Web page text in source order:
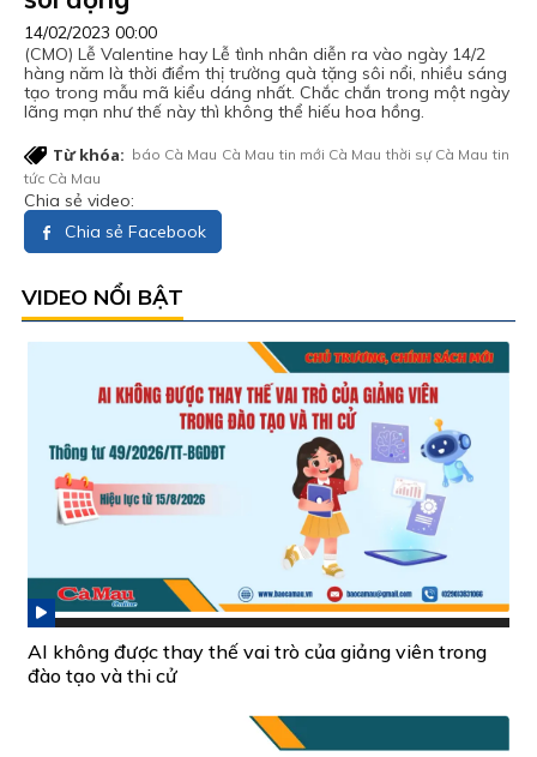
14/02/2023 00:00
(CMO) Lễ Valentine hay Lễ tình nhân diễn ra vào ngày 14/2
hàng năm là thời điểm thị trường quà tặng sôi nổi, nhiều sáng
tạo trong mẫu mã kiểu dáng nhất. Chắc chắn trong một ngày
lãng mạn như thế này thì không thể hiếu hoa hồng.
Từ khóa: báo Cà Mau Cà Mau tin mới Cà Mau thời sự Cà Mau tin
tức Cà Mau
Chia sẻ video:
Chia sẻ Facebook
VIDEO NỔI BẬT
AI không được thay thế vai trò của giảng viên trong
đào tạo và thi cử